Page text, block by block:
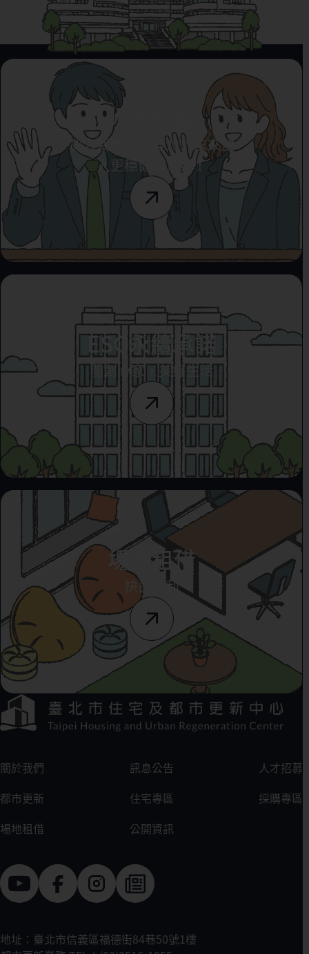
人才招募
加入我們，為臺北的未來注
入更穩健的力量！
ESG永續承諾
開創心家，美好生活
場地租借
快速便利
方選單連結區
:::
關於我們 訊息公告
人才招募
都市更新
住宅專區
採購專區
場地租借
公開資訊
地址：臺北市信義區福德街84巷50號1樓